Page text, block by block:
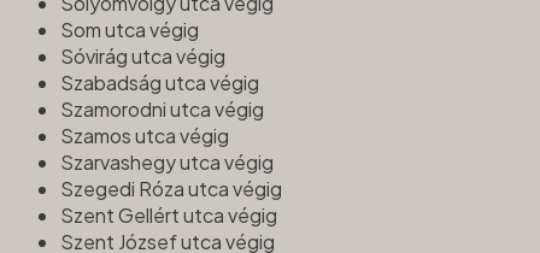
Som utca végig
Sóvirág utca végig
Szabadság utca végig
Szamorodni utca végig
Szamos utca végig
Szarvashegy utca végig
Szegedi Róza utca végig
Szent Gellért utca végig
Szent József utca végig